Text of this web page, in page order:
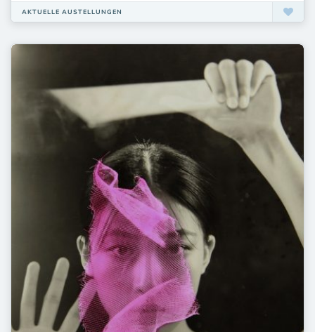
AKTUELLE AUSTELLUNGEN